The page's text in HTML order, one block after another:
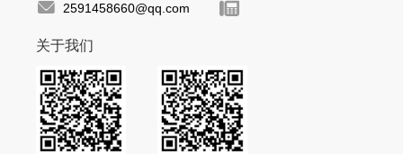
2591458660@qq.com
关于我们